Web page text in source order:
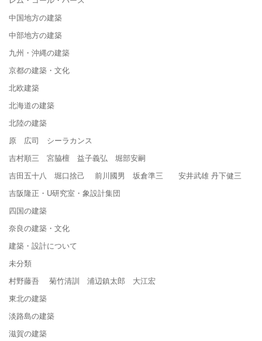
中国地方の建築
中部地方の建築
九州・沖縄の建築
京都の建築・文化
北欧建築
北海道の建築
北陸の建築
原 広司 シーラカンス
吉村順三 宮脇檀 益子義弘 堀部安嗣
吉田五十八 堀口捨己 前川國男 坂倉準三 安井武雄 丹下健三
吉阪隆正・U研究室・象設計集団
四国の建築
奈良の建築・文化
建築・設計について
未分類
村野藤吾 菊竹清訓 浦辺鎮太郎 大江宏
東北の建築
淡路島の建築
滋賀の建築